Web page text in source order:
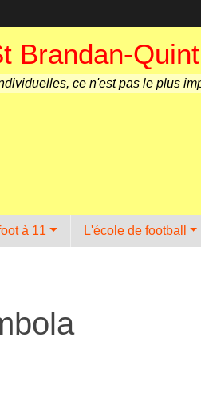
Brandan-
ce n'est pas le plus
à 11 L'école de football